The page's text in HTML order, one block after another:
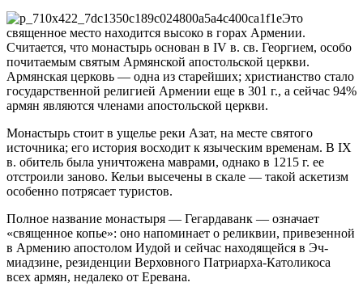
Это
священное место находится высоко в горах Армении.
Считается, что монастырь основан в IV в. св. Георгием, особо
почитаемым святым Армянской апостольской церкви.
Армянская церковь — одна из старейших; христианство стало
государственной религией Армении еще в 301 г., а сейчас 94%
армян являются членами апостольской церкви.
Монастырь стоит в ущелье реки Азат, на месте святого
источника; его история восходит к языческим временам. В IX
в. обитель была уничтожена маврами, однако в 1215 г. ее
отстроили заново. Кельи высечены в скале — такой аскетизм
особенно потрясает туристов.
Полное название монастыря — Гегардаванк — означает
«священное копье»: оно напоминает о реликвии, привезенной
в Армению апостолом Иудой и сейчас находящейся в Эч-
миадзине, резиденции Верховного Патриарха-Католикоса
всех армян, недалеко от Еревана.